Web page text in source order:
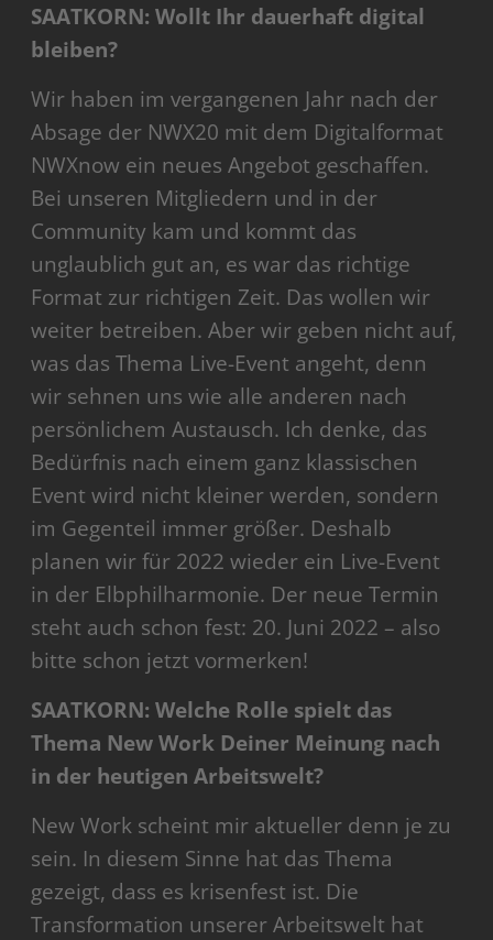
SAATKORN: Wollt Ihr dauerhaft digital
bleiben?
Wir haben im vergangenen Jahr nach der
Absage der NWX20 mit dem Digitalformat
NWXnow ein neues Angebot geschaffen.
Bei unseren Mitgliedern und in der
Community kam und kommt das
unglaublich gut an, es war das richtige
Format zur richtigen Zeit. Das wollen wir
weiter betreiben. Aber wir geben nicht auf,
was das Thema Live-Event angeht, denn
wir sehnen uns wie alle anderen nach
persönlichem Austausch. Ich denke, das
Bedürfnis nach einem ganz klassischen
Event wird nicht kleiner werden, sondern
im Gegenteil immer größer. Deshalb
planen wir für 2022 wieder ein Live-Event
in der Elbphilharmonie. Der neue Termin
steht auch schon fest: 20. Juni 2022 – also
bitte schon jetzt vormerken!
SAATKORN: Welche Rolle spielt das
Thema New Work Deiner Meinung nach
in der heutigen Arbeitswelt?
New Work scheint mir aktueller denn je zu
sein. In diesem Sinne hat das Thema
gezeigt, dass es krisenfest ist. Die
Transformation unserer Arbeitswelt hat